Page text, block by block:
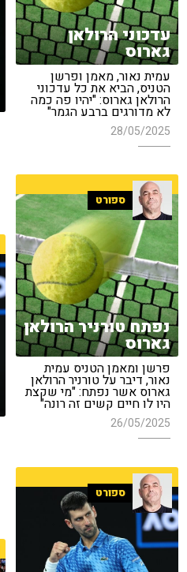
עדכוני הרולאן
גארוס
עמית נאור, מאמן ופרשן
הטניס, הביא את כל עדכוני
הרולאן גארוס: "יהיו פה כמה
לא מדורגים ברבע הגמר"
28/05/2025
ספורט
נפתח טורניר הרולאן
גארוס
פרשן ומאמן הטניס עמית
נאור, דיבר על טורניר הרולאן
גארוס אשר נפתח: "מי שקצת
היו לו חיים קשים זה רונה"
26/05/2025
ספורט